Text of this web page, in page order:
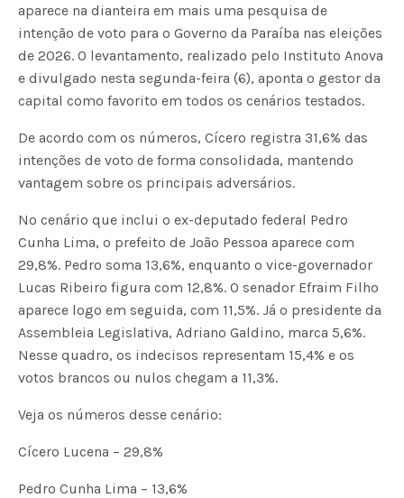
aparece na dianteira em mais uma pesquisa de
intenção de voto para o Governo da Paraíba nas eleições
de 2026. O levantamento, realizado pelo Instituto Anova
e divulgado nesta segunda-feira (6), aponta o gestor da
capital como favorito em todos os cenários testados.
De acordo com os números, Cícero registra 31,6% das
intenções de voto de forma consolidada, mantendo
vantagem sobre os principais adversários.
No cenário que inclui o ex-deputado federal Pedro
Cunha Lima, o prefeito de João Pessoa aparece com
29,8%. Pedro soma 13,6%, enquanto o vice-governador
Lucas Ribeiro figura com 12,8%. O senador Efraim Filho
aparece logo em seguida, com 11,5%. Já o presidente da
Assembleia Legislativa, Adriano Galdino, marca 5,6%.
Nesse quadro, os indecisos representam 15,4% e os
votos brancos ou nulos chegam a 11,3%.
Veja os números desse cenário:
Cícero Lucena – 29,8%
Pedro Cunha Lima – 13,6%